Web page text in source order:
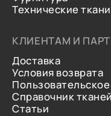
Технические ткани
КЛИЕНТАМ И
Доставка
Условия возврата
Справочник тканей
Статьи